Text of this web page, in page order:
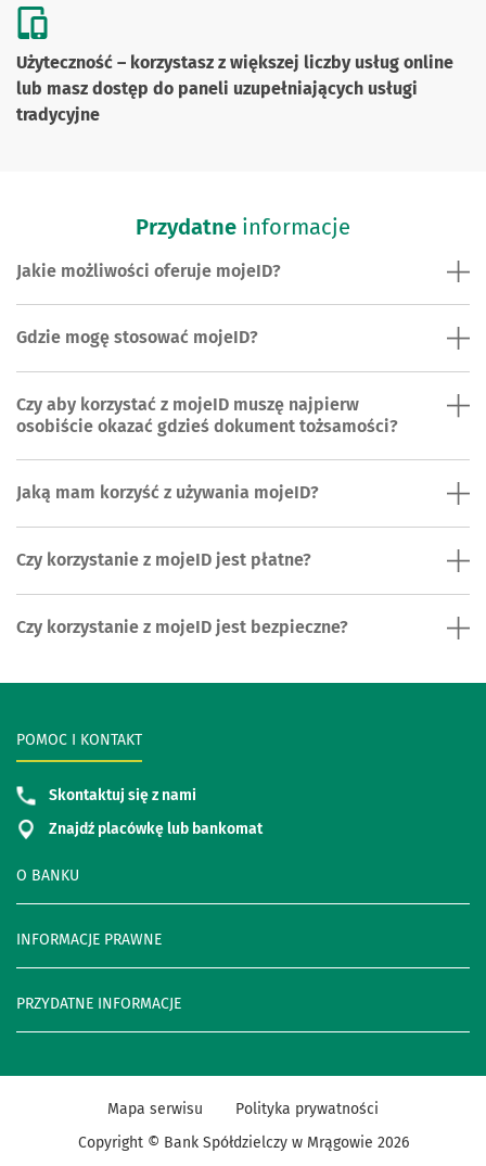
Użyteczność – korzystasz z większej liczby usług online
lub masz dostęp do paneli uzupełniających usługi
tradycyjne
Przydatne informacje
Jakie możliwości oferuje mojeID?
Gdzie mogę stosować mojeID?
Czy aby korzystać z mojeID muszę najpierw
osobiście okazać gdzieś dokument tożsamości?
Jaką mam korzyść z używania mojeID?
Czy korzystanie z mojeID jest płatne?
Czy korzystanie z mojeID jest bezpieczne?
O BANKU
INFORMACJE PRAWNE
PRZYDATNE INFORMACJE
POMOC I KONTAKT
Skontaktuj się z nami
Znajdź placówkę lub bankomat
Mapa serwisu
Polityka prywatności
Copyright © Bank Spółdzielczy w Mrągowie 2026